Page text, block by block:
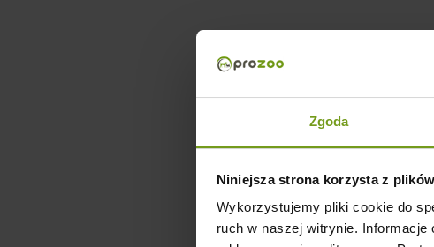
Zgoda
Niniejsza strona korzysta z
Wykorzystujemy pliki cookie do
ruch w naszej witrynie.